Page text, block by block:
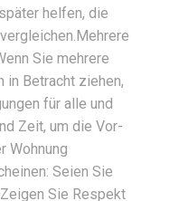
helfen, die
Sie mehrere
Betracht ziehen,
für alle und
Zeit, um die Vor-
Wohnung
Seien Sie
Sie Respekt